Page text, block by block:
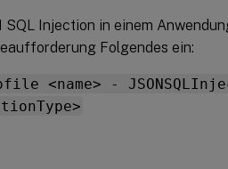
SQL Injection in einem
Folgendes ein:
<name> -